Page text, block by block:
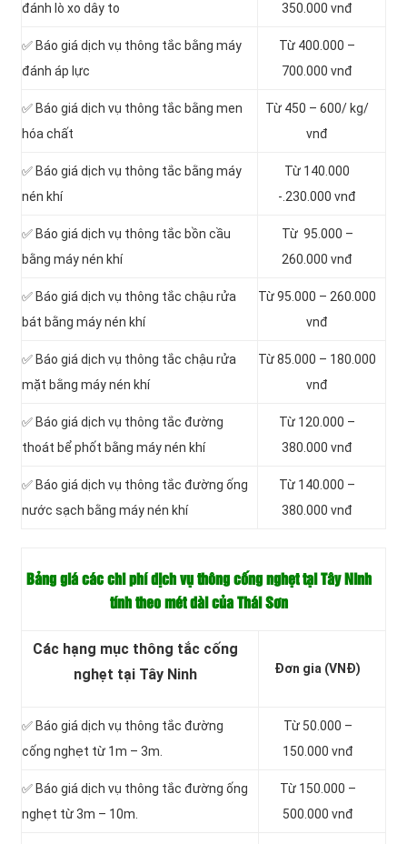
đánh lò xo dây to
350.000 vnđ
✅ Báo giá dịch vụ thông tắc bằng máy
đánh áp lực
Từ 400.000 –
700.000 vnđ
✅ Báo giá dịch vụ thông tắc bằng men
hóa chất
Từ 450 – 600/ kg/
vnđ
✅ Báo giá dịch vụ thông tắc bằng máy
nén khí
Từ 140.000
-.230.000 vnđ
✅ Báo giá dịch vụ thông tắc bồn cầu
bằng máy nén khí
Từ 95.000 –
260.000 vnđ
✅ Báo giá dịch vụ thông tắc chậu rửa
bát bằng máy nén khí
Từ 95.000 – 260.000
vnđ
✅ Báo giá dịch vụ thông tắc chậu rửa
mặt bằng máy nén khí
Từ 85.000 – 180.000
vnđ
✅ Báo giá dịch vụ thông tắc đường
thoát bể phốt bằng máy nén khí
Từ 120.000 –
380.000 vnđ
✅ Báo giá dịch vụ thông tắc đường ống
nước sạch bằng máy nén khí
Từ 140.000 –
380.000 vnđ
Bảng giá các chi phí dịch vụ thông cống nghẹt tại Tây Ninh
tính theo mét dài của Thái Sơn
Các hạng mục thông tắc cống
nghẹt tại Tây Ninh
Đơn gia (VNĐ)
✅ Báo giá dịch vụ thông tắc đường
cống nghẹt từ 1m – 3m.
Từ 50.000 –
150.000 vnđ
✅ Báo giá dịch vụ thông tắc đường ống
nghẹt từ 3m – 10m.
Từ 150.000 –
500.000 vnđ